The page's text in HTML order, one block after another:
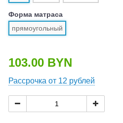
Форма матраса
прямоугольный
103.00 BYN
Рассрочка от 12 рублей